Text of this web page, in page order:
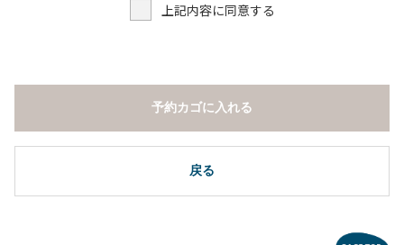
８．その他 周りに迷惑となるような行為（夜間の大声での談
１．全室禁煙です。
２．動物（ペット類）の同伴はご遠慮願います。
３．備品の持ち出しはしないでください。
４．ご訪問客と常設テント内での面会はご遠慮願います。
上記内容に同意する
戻る
予約カゴに入れる